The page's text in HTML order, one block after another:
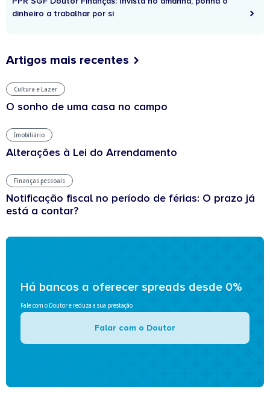
dinheiro a trabalhar por si
Artigos mais recentes
Cultura e Lazer
O sonho de uma casa no campo
Imobiliário
Alterações à Lei do Arrendamento
Finanças pessoais
Notificação fiscal no período de férias: O prazo já
está a contar?
Há bancos a oferecer spreads desde 0%
Fale com o Doutor e reduza a sua prestação
Falar com o Doutor